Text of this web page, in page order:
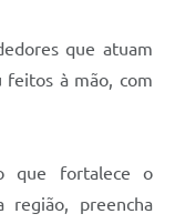
que atuam
feitos à mão, com
que fortalece o
região, preencha